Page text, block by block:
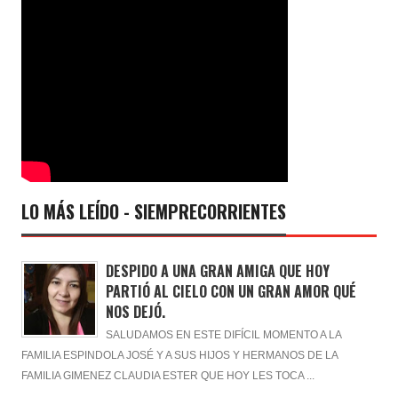
LO MÁS LEÍDO - SIEMPRECORRIENTES
DESPIDO A UNA GRAN AMIGA QUE HOY
PARTIÓ AL CIELO CON UN GRAN AMOR QUÉ
NOS DEJÓ.
SALUDAMOS EN ESTE DIFÍCIL MOMENTO A LA
FAMILIA ESPINDOLA JOSÉ Y A SUS HIJOS Y HERMANOS DE LA
FAMILIA GIMENEZ CLAUDIA ESTER QUE HOY LES TOCA ...